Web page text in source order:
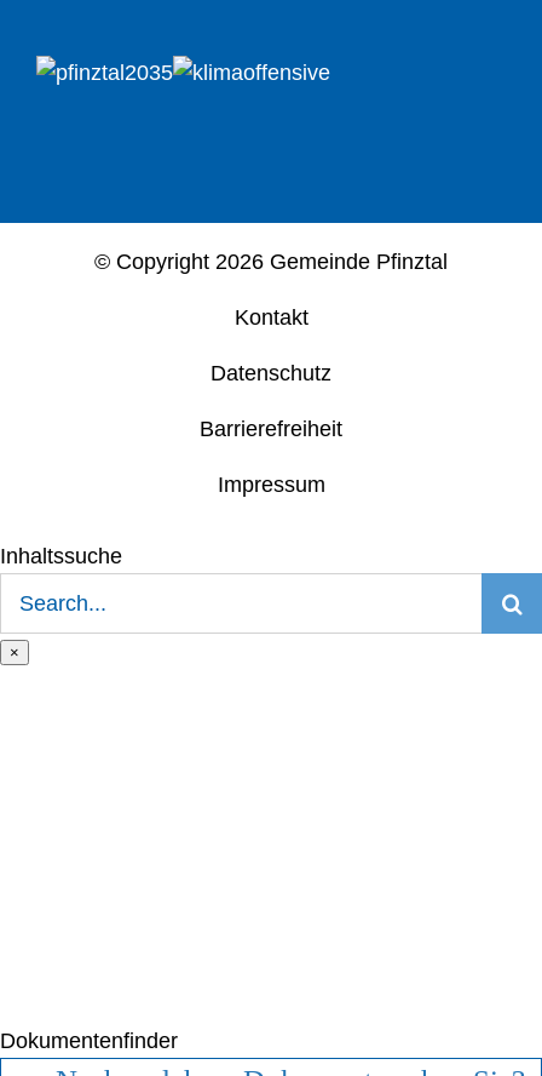
© Copyright 2026 Gemeinde Pfinztal
Kontakt
Datenschutz
Barrierefreiheit
Impressum
Inhaltssuche
×
Dokumentenfinder